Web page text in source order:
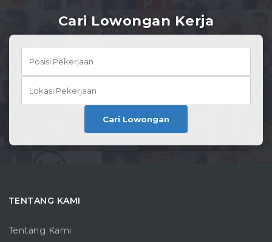
Cari Lowongan Kerja
Cari Lowongan
TENTANG KAMI
Tentang Kami